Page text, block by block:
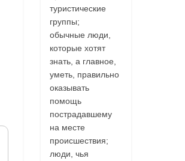
туристические
группы;
обычные люди,
которые хотят
знать, а главное,
уметь, правильно
оказывать
помощь
пострадавшему
на месте
происшествия;
люди, чья